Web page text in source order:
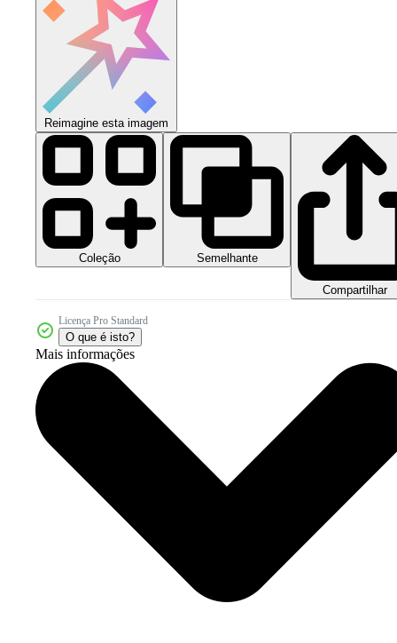
Reimagine esta imagem
Coleção Semelhante
Compartilhar
Licença Pro Standard
O que é isto?
Mais informações